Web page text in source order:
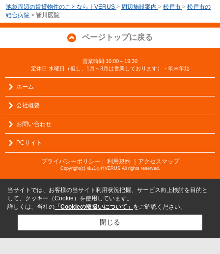
池袋周辺の賃貸物件のことなら｜VERUS > 周辺施設案内 > 松戸市 > 松戸市の
総合病院 > 皆川医院
ページトップに戻る
営業時間:10:00～19:30
定休日:水曜日（但し、1月～3月は営業しております）・年末年始
ホーム
会社概要
お問い合わせ
PCサイト
プライバシーポリシー ｜ 利用規約 ｜アクセスマップ
Copyright(c) 株式会社VERUS All rights reserved.
当サイトでは、お客様の当サイト利用状況把握、サービス向上検討を目的と
して、クッキー（Cookie）を使用しています。
詳しくは、当社の 「Cookieの取扱いについて」 をご確認ください。
閉じる